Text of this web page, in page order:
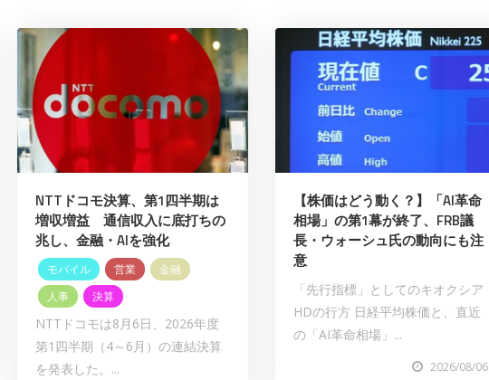
NTTドコモ決算、第1四半期は
増収増益 通信収入に底打ちの
兆し、金融・AIを強化
モバイル 営業
金融
人事
決算
NTTドコモは8月6日、2026年度
第1四半期（4～6月）の連結決算
を発表した。...
【株価はどう動く？】「AI革命
相場」の第1幕が終了、FRB議
長・ウォーシュ氏の動向にも注
意
「先行指標」としてのキオクシア
HDの行方 日経平均株価と、直近
の「AI革命相場」...
2026/08/06